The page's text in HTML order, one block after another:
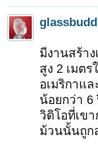
มีงานสร้า
สูง 2 เมต
อเมริกาแ
น้อยกว่า 6
วิดิโอที่เข
ม้วนนั้นถูก